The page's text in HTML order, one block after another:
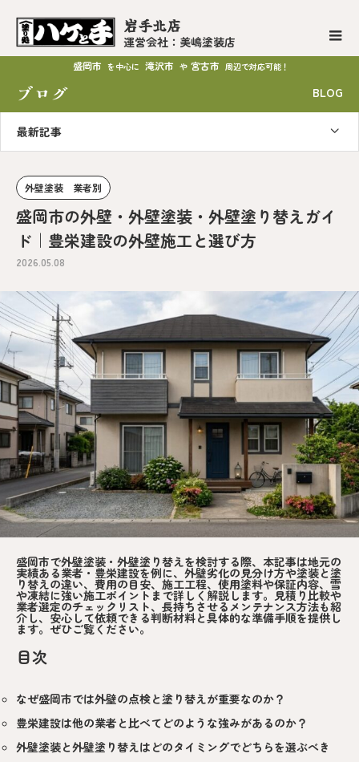
岩手北店
運営会社：美嶋塗装店
盛岡市 を中心に 滝沢市 や 宮古市 周辺で対応可能！
ブログ BLOG
最新記事
外壁塗装 業者別
盛岡市の外壁・外壁塗装・外壁塗り替えガイ
ド｜豊栄建設の外壁施工と選び方
2026.05.08
盛岡市で外壁塗装・外壁塗り替えを検討する際、本記事は地元の
実績ある業者・豊栄建設を例に、外壁劣化の見分け方や塗装と塗
り替えの違い、費用の目安、施工工程、使用塗料や保証内容、雪
や凍結に強い施工ポイントまで詳しく解説します。見積り比較や
業者選定のチェックリスト、長持ちさせるメンテナンス方法も紹
介し、安心して依頼できる判断材料と具体的な準備手順を提供し
ます。ぜひご覧ください。
目次
なぜ盛岡市では外壁の点検と塗り替えが重要なのか？
豊栄建設は他の業者と比べてどのような強みがあるのか？
外壁塗装と外壁塗り替えはどのタイミングでどちらを選ぶべき